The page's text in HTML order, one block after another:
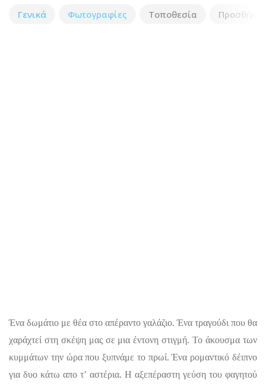
Γενικά Φωτογραφίες Τοποθεσία Προσθήκη
Ένα δωμάτιο με θέα στο απέραντο γαλάζιο. Ένα τραγούδι που θα
χαράχτεί στη σκέψη μας σε μια έντονη στιγμή. Το άκουσμα των
κυμμάτων την ώρα που ξυπνάμε το πρωί. Ένα ρομαντικό δέιπνο
για δυο κάτω απο τ’ αστέρια. Η αξεπέραστη γεύση του φαγητού